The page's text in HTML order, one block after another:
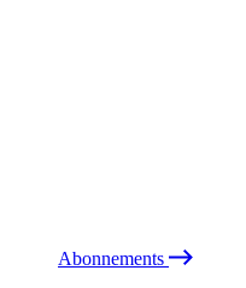
Abonnements